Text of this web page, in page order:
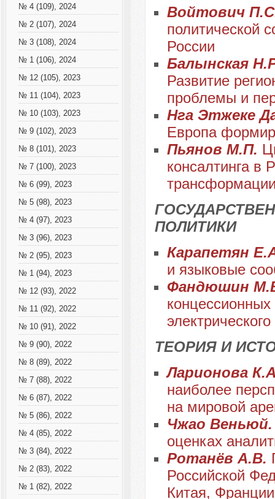
№ 4 (109), 2024
№ 2 (107), 2024
№ 3 (108), 2024
№ 1 (106), 2024
№ 12 (105), 2023
№ 11 (104), 2023
№ 10 (103), 2023
№ 9 (102), 2023
№ 8 (101), 2023
№ 7 (100), 2023
№ 6 (99), 2023
№ 5 (98), 2023
№ 4 (97), 2023
№ 3 (96), 2023
№ 2 (95), 2023
№ 1 (94), 2023
№ 12 (93), 2022
№ 11 (92), 2022
№ 10 (91), 2022
№ 9 (90), 2022
№ 8 (89), 2022
№ 7 (88), 2022
№ 6 (87), 2022
№ 5 (86), 2022
№ 4 (85), 2022
№ 3 (84), 2022
№ 2 (83), 2022
№ 1 (82), 2022
Войтович
политической
России
Балынская
Развитие
проблемы и
Нга Этжеке
Европа
Пьянов М.П.
консалтинга в
ПОЛИТИКИ
Карапетян
и языковые
Фандюшин
ТЕОРИЯ И
Ларионова
наиболее
на мировой
Чжао
оценках
Ротанёв А.В.
Российской
Китая,